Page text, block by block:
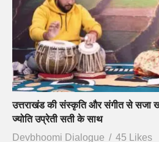
उत्तराखंड की संस्कृति और संगीत से सजा
ज्योति उप्रेती सती के साथ
Devbhoomi Dialogue
45 Likes